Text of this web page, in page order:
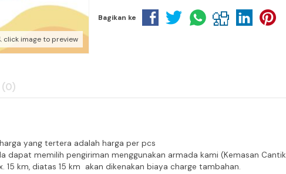
click image to preview
Bagikan ke
(0)
yang tertera adalah harga per pcs
dapat memilih pengiriman menggunakan armada kami (Kemasan
15 km, diatas 15 km akan dikenakan biaya charge tambahan.